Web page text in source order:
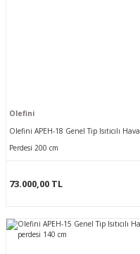
Olefini
Olefini APEH-18 Genel Tip Isıtıcılı Hava
Perdesi 200 cm
73.000,00 TL